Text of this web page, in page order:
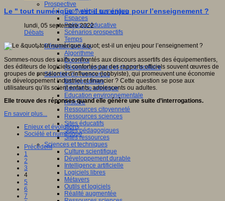
Prospective
Ecosystème numérique
Espaces
Politique éducative
Scénarios prospectifs
Temps
Réseaux sociaux
Algorithme
Données
Réseaux sociaux et champ scolaire
Sélection de ressources
Bibliographies
Education artistique
Education environnementale
Histoire
Ressources citoyenneté
Ressources sciences
Sites éducatifs
Sites pédagogiques
Sites ressources
Sciences et techniques
Culture scientifique
Développement durable
Intelligence artificielle
Logiciels libres
Métavers
Outils et logiciels
Réalité augmentée
Le " tout numérique " est-il un enjeu pour l’enseignement ?
lundi, 05 septembre 2022
Débats
Sommes-nous des naïfs confrontés aux discours assertifs des équipementiers,
des éditeurs de logiciels confortés par des rapports officiels souvent œuvres de
groupes de pression et d’influence (lobbyiste), qui promeuvent une économie
de développement industriel et financier ? Cette question se pose aux
utilisateurs qu’ils soient enfants, adolescents ou adultes.
Elle trouve des réponses quand elle génère une suite d’interrogations.
En savoir plus...
Enjeux et évolutions
Société et numérique
Précédent
1
2
3
4
5
6
7